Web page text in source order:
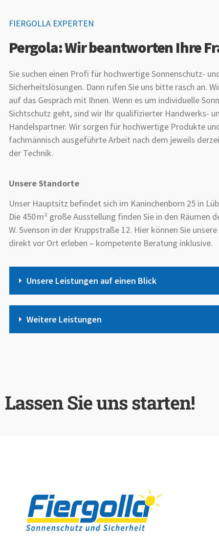
FIERGOLLA EXPERTEN
Pergola: Wir beantworten Ihre
Sie suchen einen Profi für hochwertige Sonnenschutz-
Sicherheitslösungen. Dann rufen Sie uns bitte rasch an.
auf das Gespräch mit Ihnen. Wenn es um individuelle
Sichtschutz geht, sind wir Ihr qualifizierter Handwerks-
Handelspartner. Wir sorgen für hochwertige Produkte
fachmännisch ausgeführte Arbeit nach dem jeweils
der Technik.
Unsere Standorte
Unser Hauptsitz befindet sich im Kaninchenborn 25 in
Die 450 m² große Ausstellung finden Sie in den Räumen
W. Svenson in der Kruppstraße 12. Hier können Sie
direkt vor Ort erleben – kompetente Beratung inklusive.
Unsere Leistungen auf einen Blick
Weitere Leistungen
Lassen Sie uns starten!